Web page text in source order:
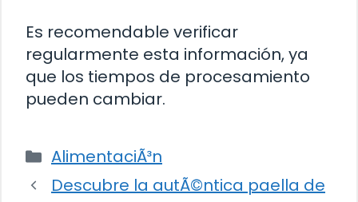
Es recomendable verificar
regularmente esta información, ya
que los tiempos de procesamiento
pueden cambiar.
Categorías
AlimentaciÃ³n
Descubre la autÃ©ntica paella de